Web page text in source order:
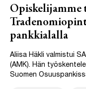
Opiskelijamme
pankkialalla
Aliisa Häkli valmistui
(AMK). Hän
Suomen